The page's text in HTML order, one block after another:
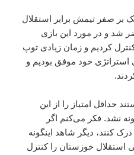
صفر تیمش برابر استقلال
و در مورد این بازی
کردیم و زمان زیادی توپ
استراتژی خود موفق بودیم و
حداقل امتیاز را از این
نشد. فکر می‌کنم اگر
درک کنند، دیگر شاهد اینگونه
استقلال خوزستان را کنترل